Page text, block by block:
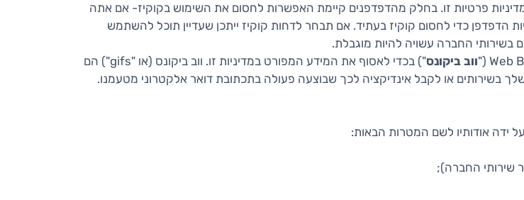
פרטיות זו. בחלק מהדפדפנים קיימת האפשרות לחסום את השימוש בקוקיז- אם אתה
הדפדפן כדי לחסום קוקיז בעתיד. אם תבחר לדחות קוקיז ייתכן שעדיין תוכל להשתמש
בשירותי החברה עשויה להיות מוגבלת.
ווב ביקונס
") בכדי לאסוף את המידע המפורט במדיניות זו. ווב ביקונס (או "gifs") הם
בשירותים או לקבל אינדיקציה לכך שבוצעה פעולה בתכתובת דואר אלקטרוני מטעמנו.
אודותיו לשם המטרות הבאות:
שירותי החברה);